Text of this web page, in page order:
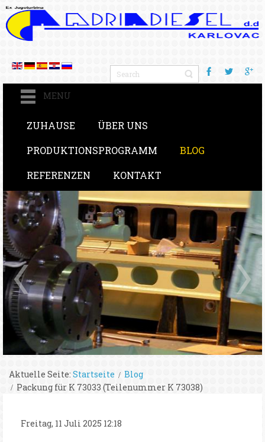
MENU
ZUHAUSE
ÜBER UNS
PRODUKTIONSPROGRAMM
BLOG
REFERENZEN
KONTAKT
Aktuelle Seite: Startseite
Blog
Packung für K 73033 (Teilenummer K 73038)
Freitag, 11 Juli 2025 12:18